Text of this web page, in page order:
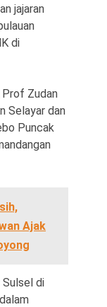
jajaran
di
Prof Zudan
Selayar dan
Puncak
Ajak
Sulsel di